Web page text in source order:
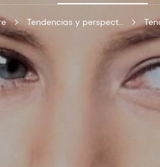
Tendencias y perspectivas